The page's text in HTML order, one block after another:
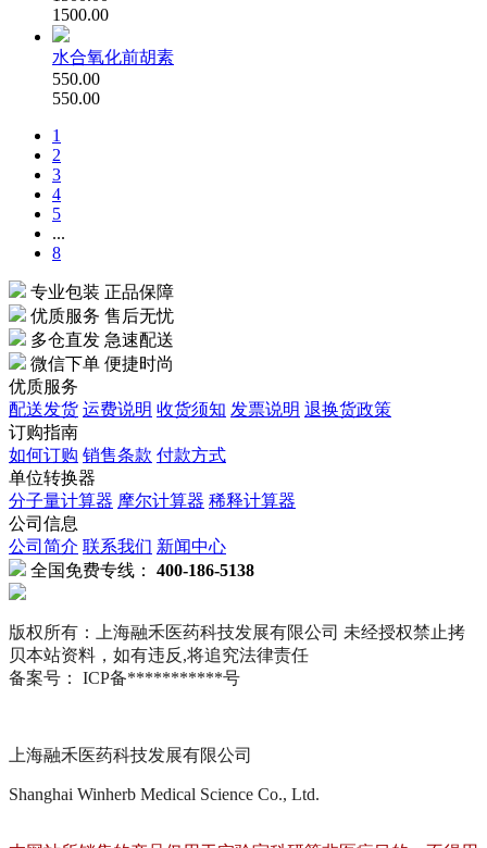
1500.00
水合氧化前胡素
550.00
550.00
1
2
3
4
5
...
8
专业包装 正品保障
优质服务 售后无忧
多仓直发 急速配送
微信下单 便捷时尚
优质服务
配送发货 运费说明 收货须知 发票说明 退换货政策
订购指南
如何订购 销售条款 付款方式
单位转换器
分子量计算器 摩尔计算器 稀释计算器
公司信息
公司简介 联系我们 新闻中心
全国免费专线： 400-186-5138
版权所有：上海融禾医药科技发展有限公司 未经授权禁止拷
贝本站资料，如有违反,将追究法律责任
备案号： ICP备***********号
上海融禾医药科技发展有限公司
Shanghai Winherb Medical Science Co., Ltd.